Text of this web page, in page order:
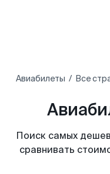
Авиабилеты Все
Поиск самых
сравнивать